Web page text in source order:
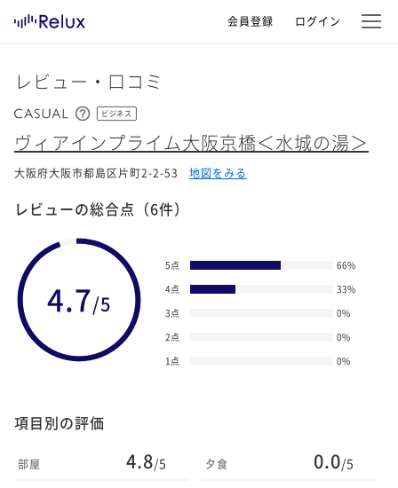
会員登録 ログイン
レビュー・口コミ
ビジネス
ヴィアインプライム大阪京橋＜水城の湯＞
大阪府大阪市都島区片町2-2-53 地図をみる
レビューの総合点 （6件）
4.7/5
5点 66%
4点
33%
3点
0%
2点
0%
1点
0%
項目別の評価
部屋 4.8/5 夕食 0.0/5